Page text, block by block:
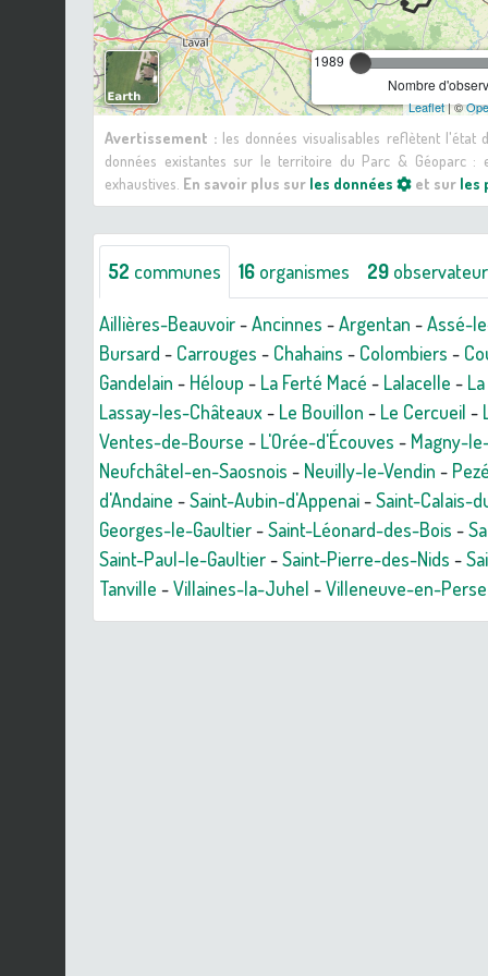
1989
Nombre
Leaflet| ©
Avertissement : les données visualisables reflètent l'état
données existantes sur le territoire du Parc & Géoparc :
exhaustives. En savoir plus sur les données et sur les
52 communes 16 organismes 29
Aillières-Beauvoir-Ancinnes -Argentan -Assé-
Bursard - Carrouges - Chahains - Colombiers -
Gandelain - Héloup - La Ferté Macé - Lalacelle -
Lassay-les-Châteaux - Le Bouillon - Le Cercueil -
Ventes-de-Bourse - L'Orée-d'Écouves - Magny-
Neufchâtel-en-Saosnois - Neuilly-le-Vendin -
d'Andaine -Saint-Aubin-d'Appenai-Saint-Calais-
Georges-le-Gaultier-Saint-Léonard-des-Bois -
Saint-Paul-le-Gaultier-Saint-Pierre-des-Nids -
Tanville -Villaines-la-Juhel -Villeneuve-en-